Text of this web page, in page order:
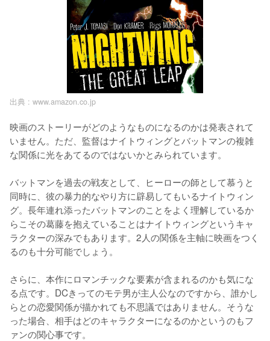
出典 : www.amazon.co.jp
映画のストーリーがどのようなものになるのかは発表されて
いません。ただ、監督はナイトウィングとバットマンの複雑
な関係に光をあてるのではないかとみられています。
バットマンを過去の戦友として、ヒーローの師として慕うと
同時に、彼の暴力的なやり方に辟易してもいるナイトウィン
グ。長年連れ添ったバットマンのことをよく理解しているか
らこその葛藤を抱えていることはナイトウィングというキャ
ラクターの深みでもあります。2人の関係を主軸に映画をつく
るのも十分可能でしょう。
さらに、本作にロマンチックな要素が含まれるのかも気にな
る点です。DCきってのモテ男が主人公なのですから、誰かし
らとの恋愛関係が描かれても不思議ではありません。そうな
った場合、相手はどのキャラクターになるのかというのもフ
ァンの関心事です。